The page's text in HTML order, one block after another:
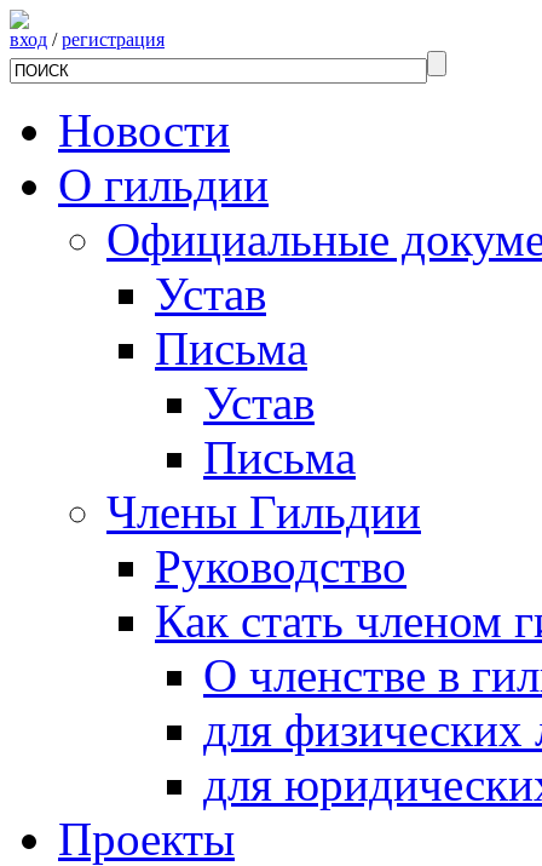
вход /регистрация
Новости
О гильдии
Официальные
Устав
Письма
Устав
Письма
Члены Гильдии
Руководство
Как стать членом
О членстве в
для физических
для
Проекты